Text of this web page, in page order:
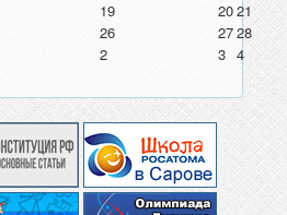
19 2021
26 2728
2 3 4